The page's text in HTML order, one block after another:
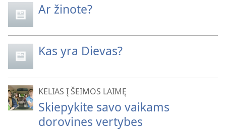
Ar žinote?
Kas yra Dievas?
KELIAS Į ŠEIMOS LAIMĘ
Skiepykite savo vaikams
dorovines vertybes